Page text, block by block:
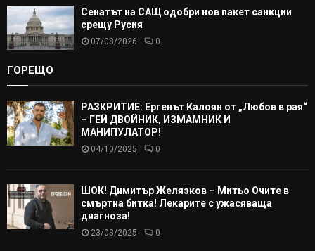
Сенатът на САЩ одобри нов пакет санкции
срещу Русия
07/08/2026 0
ГОРЕЩО
РАЗКРИТИЕ: Ергенът Калоян от „Любов в рая“
– ГЕЙ ДВОЙНИК, ИЗМАМНИК И
МАНИПУЛАТОР!
04/10/2025 0
ШОК! Димитър Желязков – Митьо Очите в
смъртна битка! Лекарите с ужасяваща
диагноза!
23/03/2025 0